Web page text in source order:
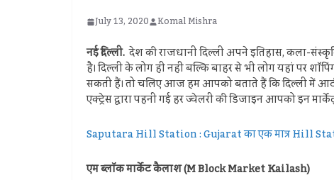
July 13, 2020 Komal Mishra
नई दिल्ली.देश की राजधानी दिल्‍ली अपने इतिहास, कला-
है। दिल्‍ली के लोग ही नहीं बल्कि बाहर से भी लोग यहां पर
सकती हैं। तो चलिए आज हम आपको बताते हैं कि दिल्‍ली में
एक्‍ट्रेस द्वारा पहनी गई हर ज्‍वेलरी की डिजाइन आपको इन
Saputara Hill Station : Gujarat का एक मात्र Hill
एम ब्लॉक मार्केट कैलाश (M Block Market Kailash)